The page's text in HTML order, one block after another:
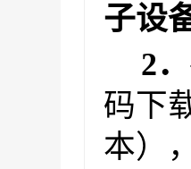
子设
2．
码下
本）